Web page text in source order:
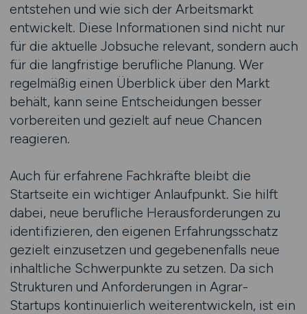
entstehen und wie sich der Arbeitsmarkt
entwickelt. Diese Informationen sind nicht nur
für die aktuelle Jobsuche relevant, sondern auch
für die langfristige berufliche Planung. Wer
regelmäßig einen Überblick über den Markt
behält, kann seine Entscheidungen besser
vorbereiten und gezielt auf neue Chancen
reagieren.
Auch für erfahrene Fachkräfte bleibt die
Startseite ein wichtiger Anlaufpunkt. Sie hilft
dabei, neue berufliche Herausforderungen zu
identifizieren, den eigenen Erfahrungsschatz
gezielt einzusetzen und gegebenenfalls neue
inhaltliche Schwerpunkte zu setzen. Da sich
Strukturen und Anforderungen in Agrar-
Startups kontinuierlich weiterentwickeln, ist ein